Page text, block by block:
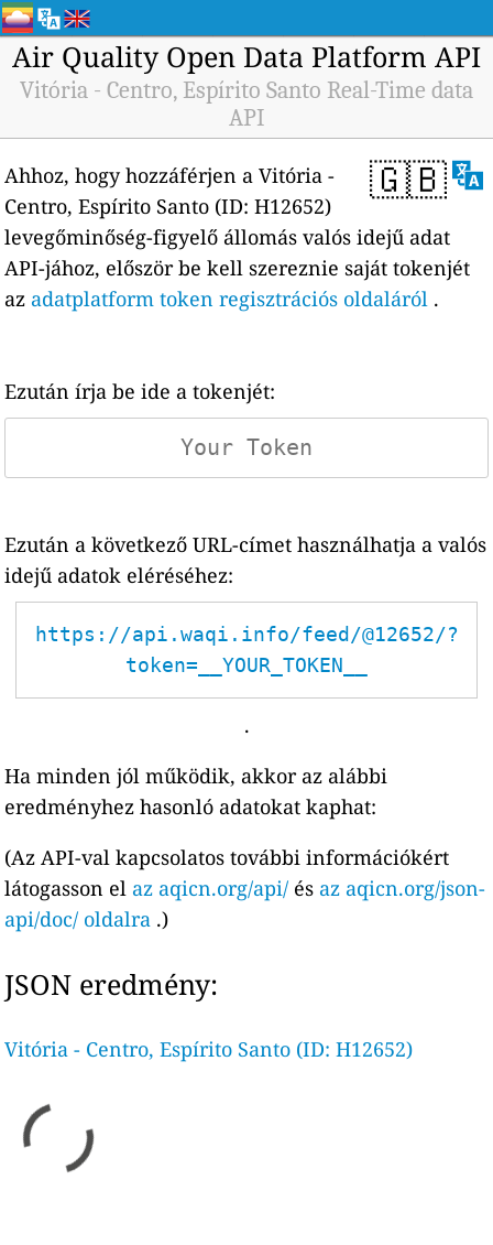
Air Quality Open Data Platform API
Vitória - Centro, Espírito Santo Real-Time data
API
🇬🇧
Ahhoz, hogy hozzáférjen a Vitória -
Centro, Espírito Santo (ID: H12652)
levegőminőség-figyelő állomás valós idejű adat
API-jához, először be kell szereznie saját tokenjét
az adatplatform token regisztrációs oldaláról .
Ezután írja be ide a tokenjét:
Ezután a következő URL-címet használhatja a valós
idejű adatok eléréséhez:
https://api.waqi.info/feed/@12652/?
token=__YOUR_TOKEN__
.
Ha minden jól működik, akkor az alábbi
eredményhez hasonló adatokat kaphat:
(Az API-val kapcsolatos további információkért
látogasson el az aqicn.org/api/ és az aqicn.org/json-
api/doc/ oldalra .)
JSON eredmény:
Vitória - Centro, Espírito Santo (ID: H12652)